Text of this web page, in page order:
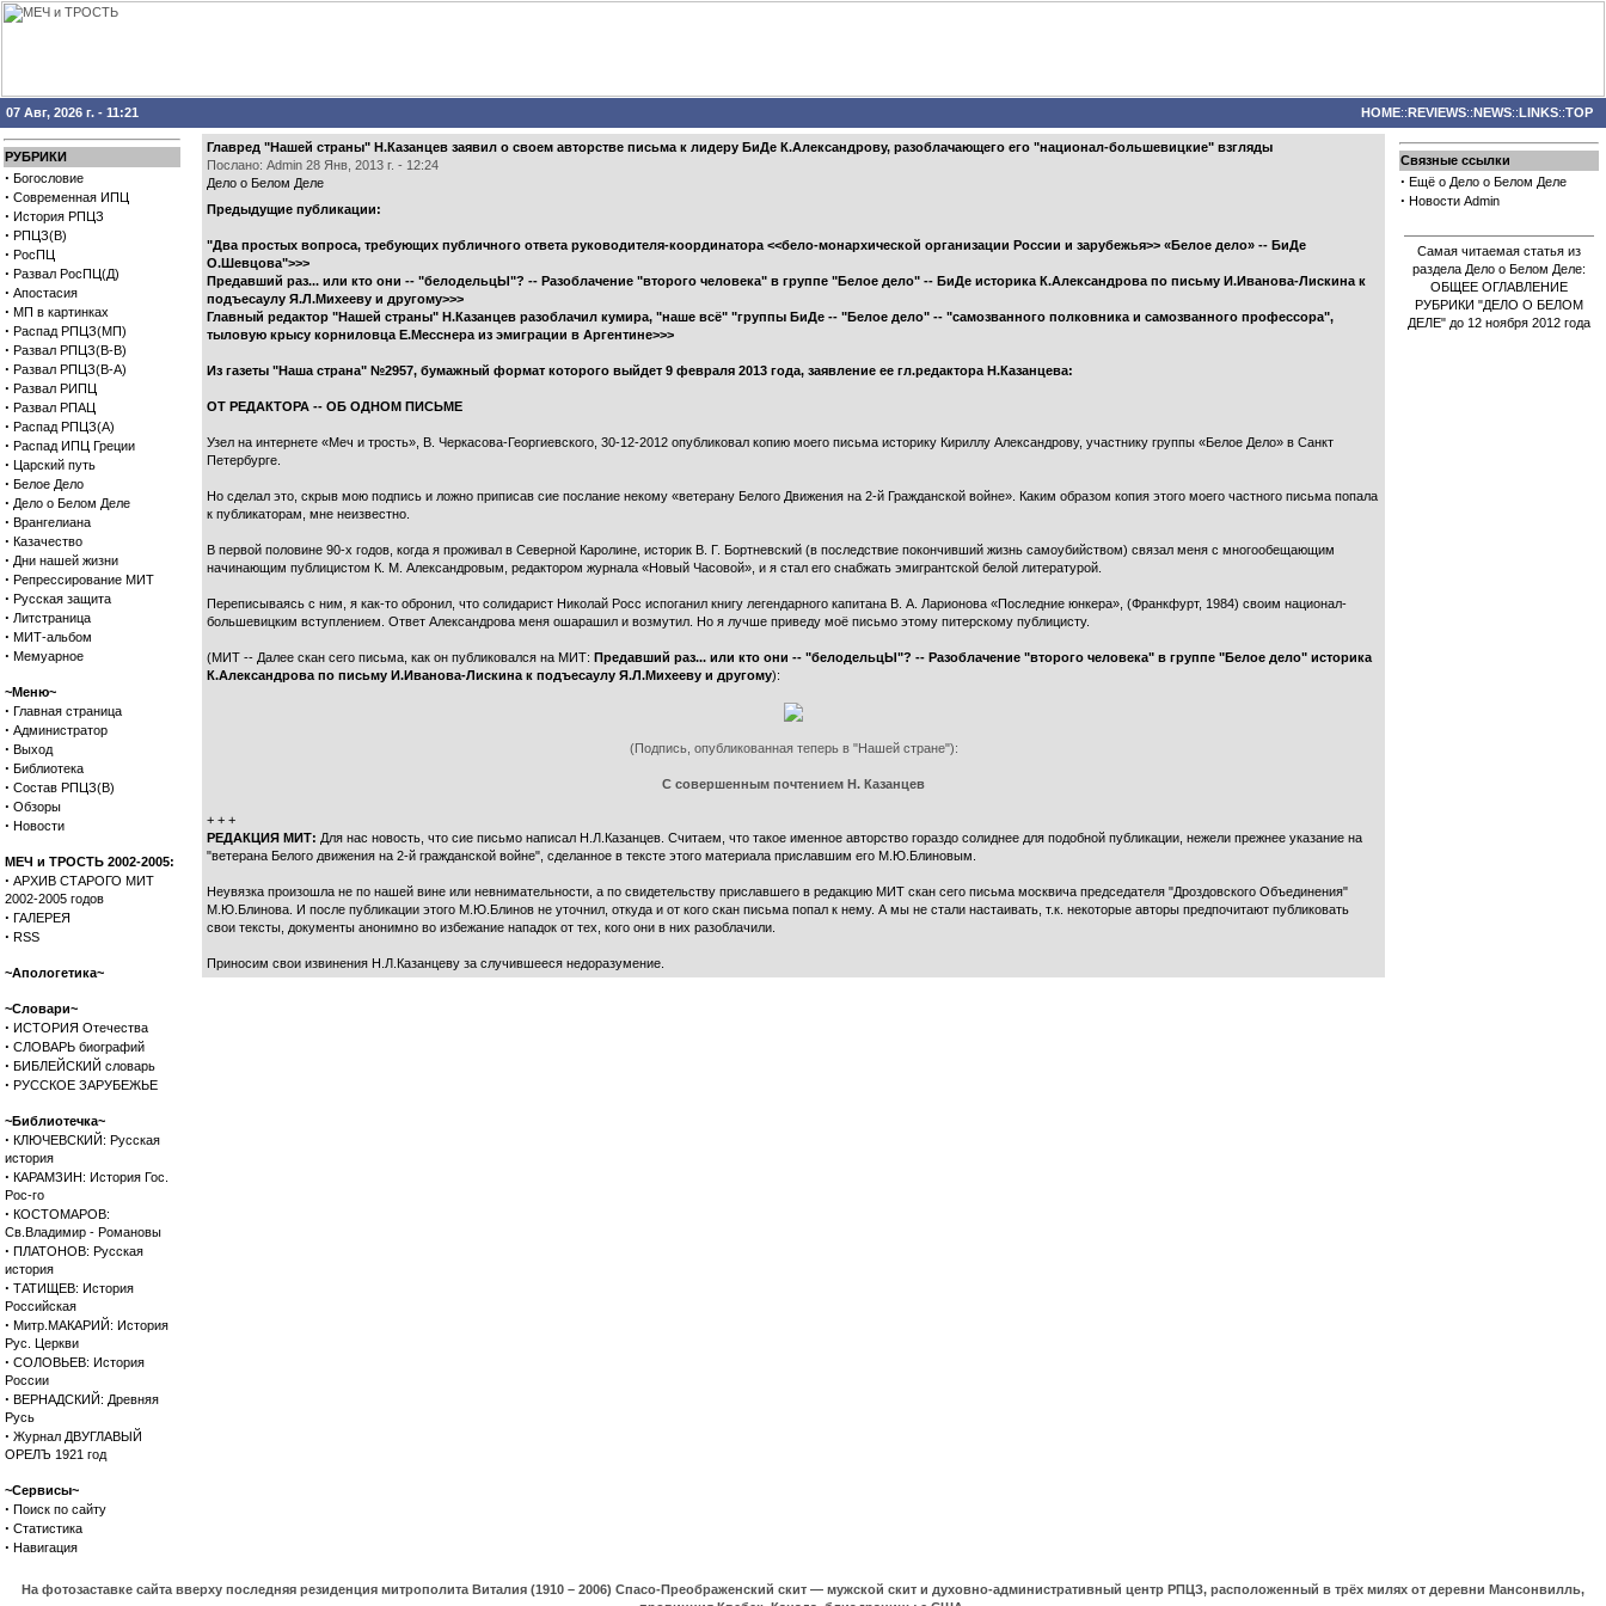
07 Авг, 2026 г. - 11:21 HOME::REVIEWS::NEWS::LINKS::TOP
РУБРИКИ
· Богословие
· Современная ИПЦ
· История РПЦЗ
· РПЦЗ(В)
· РосПЦ
· Развал РосПЦ(Д)
· Апостасия
· МП в картинках
· Распад РПЦЗ(МП)
· Развал РПЦЗ(В-В)
· Развал РПЦЗ(В-А)
· Развал РИПЦ
· Развал РПАЦ
· Распад РПЦЗ(А)
· Распад ИПЦ Греции
· Царский путь
· Белое Дело
· Дело о Белом Деле
· Врангелиана
· Казачество
· Дни нашей жизни
· Репрессирование МИТ
· Русская защита
· Литстраница
· МИТ-альбом
· Мемуарное
~Меню~
· Главная страница
· Администратор
· Выход
· Библиотека
· Состав РПЦЗ(В)
· Обзоры
· Новости
МЕЧ и ТРОСТЬ 2002-2005:
· АРХИВ СТАРОГО МИТ
2002-2005 годов
· ГАЛЕРЕЯ
· RSS
~Апологетика~
~Словари~
· ИСТОРИЯ Отечества
· СЛОВАРЬ биографий
· БИБЛЕЙСКИЙ словарь
· РУССКОЕ ЗАРУБЕЖЬЕ
~Библиотечка~
· КЛЮЧЕВСКИЙ: Русская
история
· КАРАМЗИН: История Гос.
Рос-го
· КОСТОМАРОВ:
Св.Владимир - Романовы
· ПЛАТОНОВ: Русская
история
· ТАТИЩЕВ: История
Российская
· Митр.МАКАРИЙ: История
Рус. Церкви
· СОЛОВЬЕВ: История
России
· ВЕРНАДСКИЙ: Древняя
Русь
· Журнал ДВУГЛАВЫЙ
ОРЕЛЪ 1921 год
~Сервисы~
· Поиск по сайту
· Статистика
· Навигация
Главред "Нашей страны" Н.Казанцев заявил о своем авторстве письма к лидеру БиДе К.Александрову, разоблачающего его "национал-большевицкие" взгляды
Послано: Admin 28 Янв, 2013 г. - 12:24
Дело о Белом Деле
Предыдущие публикации:
"Два простых вопроса, требующих публичного ответа руководителя-координатора <<бело-монархической организации России и зарубежья>> «Белое дело» -- БиДе
О.Шевцова">>>
Предавший раз... или кто они -- "белодельцЫ"? -- Разоблачение "второго человека" в группе "Белое дело" -- БиДе историка К.Александрова по письму И.Иванова-Лискина к
подъесаулу Я.Л.Михееву и другому>>>
Главный редактор "Нашей страны" Н.Казанцев разоблачил кумира, "наше всё" "группы БиДе -- "Белое дело" -- "самозванного полковника и самозванного профессора",
тыловую крысу корниловца Е.Месснера из эмиграции в Аргентине>>>
Из газеты "Наша страна" №2957, бумажный формат которого выйдет 9 февраля 2013 года, заявление ее гл.редактора Н.Казанцева:
ОТ РЕДАКТОРА -- ОБ ОДНОМ ПИСЬМЕ
Узел на интернете «Меч и трость», В. Черкасова-Георгиевского, 30-12-2012 опубликовал копию моего письма историку Кириллу Александрову, участнику группы «Белое Дело» в Санкт
Петербурге.
Hо сделал это, скрыв мою подпись и ложно приписав сие послание некому «ветерану Белого Движения на 2-й Гражданской войне». Каким образом копия этого моего частного письма попала
к публикаторам, мне неизвестно.
В первой половине 90-х годов, когда я проживал в Северной Каролине, историк В. Г. Бортневский (в последствие покончивший жизнь самоубийством) связал меня с многообещающим
начинающим публицистом К. М. Александровым, редактором журнала «Новый Часовой», и я стал его снабжать эмигрантской белой литературой.
Переписываясь с ним, я как-то обронил, что солидарист Николай Росс испоганил книгу легендарного капитана В. А. Ларионова «Последние юнкера», (Франкфурт, 1984) своим национал-
большевицким вступлением. Ответ Александрова меня oшарашил и возмутил. Но я лучше приведу моё письмо этому питерскому публицисту.
(МИТ -- Далее скан сего письма, как он публиковался на МИТ: Предавший раз... или кто они -- "белодельцЫ"? -- Разоблачение "второго человека" в группе "Белое дело" историка
К.Александрова по письму И.Иванова-Лискина к подъесаулу Я.Л.Михееву и другому):
(Подпись, опубликованная теперь в "Нашей стране"):
С совершенным почтением Н. Казанцев
+ + +
РЕДАКЦИЯ МИТ: Для нас новость, что сие письмо написал Н.Л.Казанцев. Считаем, что такое именное авторство гораздо солиднее для подобной публикации, нежели прежнее указание на
"ветерана Белого движения на 2-й гражданской войне", сделанное в тексте этого материала приславшим его М.Ю.Блиновым.
Неувязка произошла не по нашей вине или невнимательности, а по свидетельству приславшего в редакцию МИТ скан сего письма москвича председателя "Дроздовского Объединения"
М.Ю.Блинова. И после публикации этого М.Ю.Блинов не уточнил, откуда и от кого скан письма попал к нему. А мы не стали настаивать, т.к. некоторые авторы предпочитают публиковать
свои тексты, документы анонимно во избежание нападок от тех, кого они в них разоблачили.
Приносим свои извинения Н.Л.Казанцеву за случившееся недоразумение.
Связные ссылки
· Ещё о Дело о Белом Деле
· Новости Admin
Самая читаемая статья из
раздела Дело о Белом Деле:
ОБЩЕЕ ОГЛАВЛЕНИЕ
РУБРИКИ "ДЕЛО О БЕЛОМ
ДЕЛЕ" до 12 ноября 2012 года
На фотозаставке сайта вверху последняя резиденция митрополита Виталия (1910 – 2006) Спасо-Преображенский скит — мужской скит и духовно-административный центр РПЦЗ, расположенный в трёх милях от деревни Мансонвилль,